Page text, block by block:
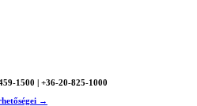
1500 | +36-20-825-1000
→